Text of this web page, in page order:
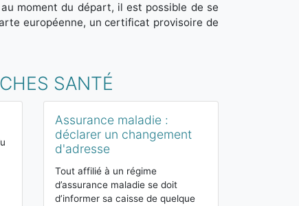
moment du départ, il est possible de se
européenne, un certificat provisoire de
SANTÉ
Assurance maladie :
déclarer un changement
d'adresse
Tout affilié à un régime
d’assurance maladie se doit
d’informer sa caisse de quelque